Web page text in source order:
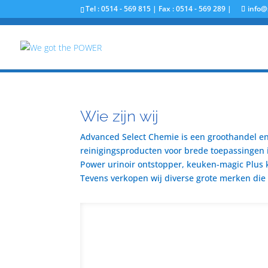
Tel : 0514 - 569 815 | Fax : 0514 - 569 289 |
Wie zijn wij
Advanced Select Chemie is een groothandel
reinigingsproducten voor brede
Power urinoir ontstopper, keuken-magic
Tevens verkopen wij diverse grote merken